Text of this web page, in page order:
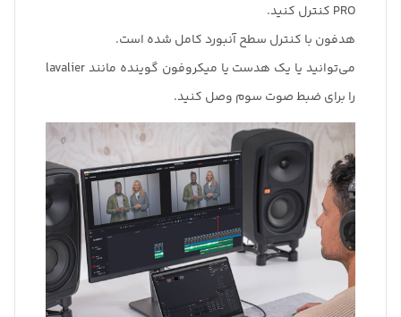
PRO کنترل کنید.
هدفون با کنترل سطح آنبورد کامل شده است.
می‌توانید یا یک هدست یا میکروفون گوینده مانند lavalier
را برای ضبط صوت سوم وصل کنید.